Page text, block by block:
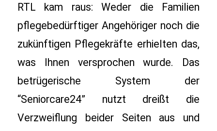
RTL kam raus: Weder die Familien
pflegebedürftiger Angehöriger noch die
zukünftigen Pflegekräfte erhielten das,
was Ihnen versprochen wurde. Das
betrügerische System der
“Seniorcare24” nutzt dreißt die
Verzweiflung beider Seiten aus und